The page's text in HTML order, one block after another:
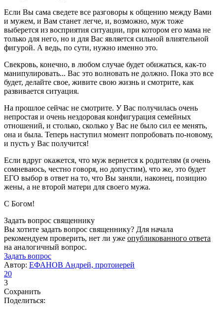
Если Вы сама сведете все разговоры к общению между Вами
и мужем, и Вам станет легче, и, возможно, муж тоже
выберется из восприятия ситуации, при котором его мама не
только для него, но и для Вас является сильной влиятельной
фигурой. А ведь, по сути, нужно именно это.
Свекровь, конечно, в любом случае будет обижаться, как-то
манипулировать... Вас это волновать не должно. Пока это все
будет, делайте свое, живите свою жизнь и смотрите, как
развивается ситуация.
На прошлое сейчас не смотрите. У Вас получилась очень
непростая и очень нездоровая конфигурация семейных
отношений, и столько, сколько у Вас не было сил ее менять,
она и была. Теперь наступил момент попробовать по-новому,
и пусть у Вас получится!
Если вдруг окажется, что муж вернется к родителям (я очень
сомневаюсь, честно говоря, но допустим), что же, это будет
ЕГО выбор в ответ на то, что Вы заняли, наконец, позицию
жены, а не второй матери для своего мужа.
С Богом!
Задать вопрос священнику
Вы хотите задать вопрос священнику? Для начала
рекомендуем проверить, нет ли уже опубликованного ответа
на аналогичный вопрос.
Задать вопрос
Автор: ЕФАНОВ Андрей, протоиерей
20
3
Сохранить
Поделиться: